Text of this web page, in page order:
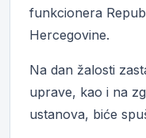
funkcionera
Hercegovine.
Na dan žalosti
uprave, kao i na
ustanova, biće